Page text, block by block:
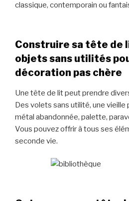
classique, contemporain ou
Construire sa tête de
objets sans utilités
décoration pas chère
Une tête de lit peut prendre
Des volets sans utilité, une vieille
métal abandonnée, palette,
Vous pouvez offrir à tous ses
seconde vie.